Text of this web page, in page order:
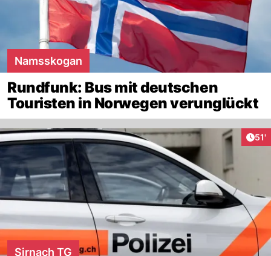
Namsskogan
Rundfunk: Bus mit deutschen
Touristen in Norwegen verunglückt
51'
Sirnach TG